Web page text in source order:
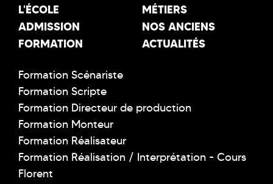
L'ÉCOLE
ADMISSION
FORMATION
MÉTIERS
NOS ANCIENS
ACTUALITÉS
Formation Scénariste
Formation Scripte
Formation Directeur de production
Formation Monteur
Formation Réalisateur
Formation Réalisation / Interprétation - Cours
Florent